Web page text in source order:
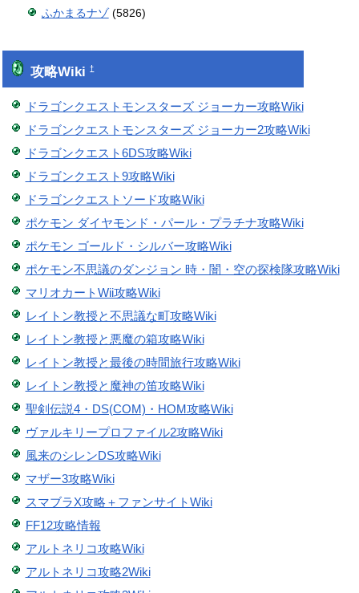
ふかまるナゾ(5826)
攻略Wiki†
ドラゴンクエストモンスターズ ジョーカー攻略Wiki
ドラゴンクエストモンスターズ ジョーカー2攻略Wiki
ドラゴンクエスト6DS攻略Wiki
ドラゴンクエスト9攻略Wiki
ドラゴンクエストソード攻略Wiki
ポケモン ダイヤモンド・パール・プラチナ攻略Wiki
ポケモン ゴールド・シルバー攻略Wiki
ポケモン不思議のダンジョン 時・闇・空の探検隊攻略Wiki
マリオカートWii攻略Wiki
レイトン教授と不思議な町攻略Wiki
レイトン教授と悪魔の箱攻略Wiki
レイトン教授と最後の時間旅行攻略Wiki
レイトン教授と魔神の笛攻略Wiki
聖剣伝説4・DS(COM)・HOM攻略Wiki
ヴァルキリープロファイル2攻略Wiki
風来のシレンDS攻略Wiki
マザー3攻略Wiki
スマブラX攻略＋ファンサイトWiki
FF12攻略情報
アルトネリコ攻略Wiki
アルトネリコ攻略2Wiki